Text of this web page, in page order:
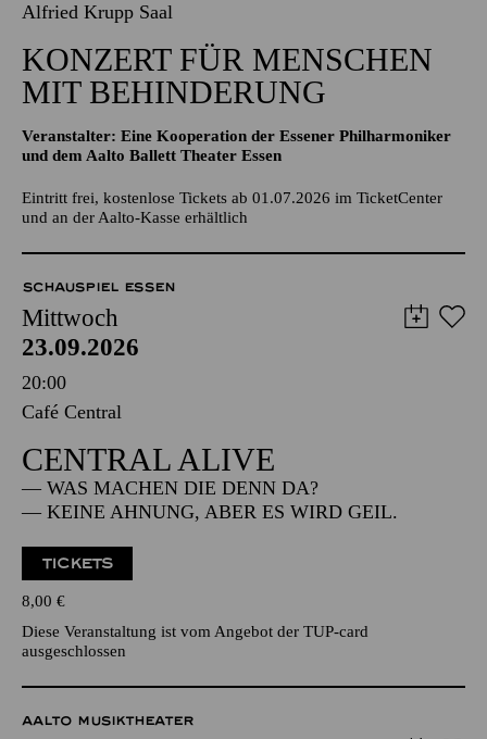
Alfried Krupp Saal
KONZERT FÜR MENSCHEN
MIT BEHINDERUNG
Veranstalter: Eine Kooperation der Essener Philharmoniker
und dem Aalto Ballett Theater Essen
Eintritt frei, kostenlose Tickets ab 01.07.2026 im TicketCenter
und an der Aalto-Kasse erhältlich
SCHAUSPIEL ESSEN
Mittwoch
23.09.2026
20:00
Café Central
CENTRAL ALIVE
— WAS MACHEN DIE DENN DA?
— KEINE AHNUNG, ABER ES WIRD GEIL.
TICKETS
8,00 €
Diese Veranstaltung ist vom Angebot der TUP-card
ausgeschlossen
AALTO MUSIKTHEATER